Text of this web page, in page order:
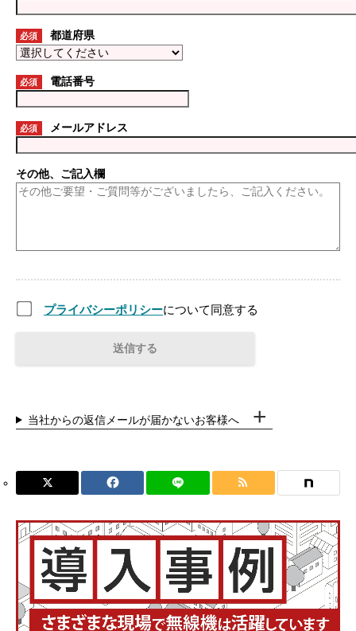
必須 都道府県
必須 電話番号
必須 メールアドレス
その他、ご記入欄
プライバシーポリシーについて同意する
当社からの返信メールが届かないお客様へ